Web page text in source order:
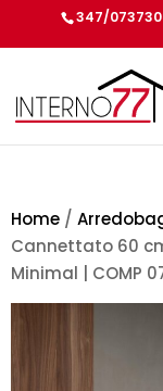
347/
Home /
Cannettato 60
Minimal | COMP